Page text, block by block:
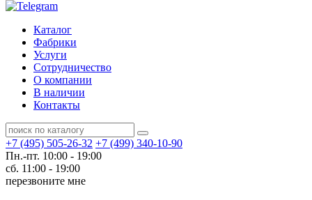
Каталог
Фабрики
Услуги
Сотрудничество
О компании
В наличии
Контакты
+7 (495) 505-26-32 +7 (499) 340-10-90
Пн.-пт. 10:00 - 19:00
сб. 11:00 - 19:00
перезвоните мне